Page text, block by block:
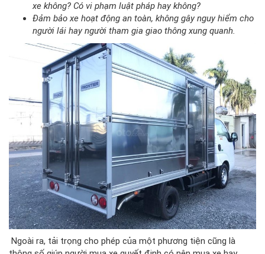
xe không? Có vi phạm luật pháp hay không?
Đảm bảo xe hoạt động an toàn, không gây nguy hiểm cho
người lái hay người tham gia giao thông xung quanh.
Ngoài ra, tải trọng cho phép của một phương tiện cũng là